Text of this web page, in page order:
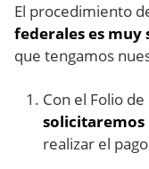
El procedimiento
federales es muy
que tengamos
Con el Folio
solicitaremos
realizar el